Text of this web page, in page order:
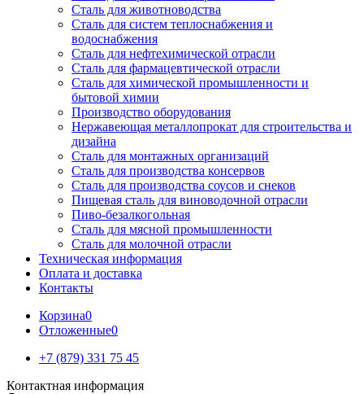
Сталь для животноводства
Сталь для систем теплоснабжения и
водоснабжения
Сталь для нефтехимической отрасли
Сталь для фармацевтической отрасли
Сталь для химической промышленности и
бытовой химии
Производство оборудования
Нержавеющая металлопрокат для строительства и
дизайна
Сталь для монтажных организаций
Сталь для производства консервов
Сталь для производства соусов и снеков
Пищевая сталь для виноводочной отрасли
Пиво-безалкогольная
Сталь для мясной промышленности
Сталь для молочной отрасли
Техническая информация
Оплата и доставка
Контакты
Корзина0
Отложенные0
+7 (879) 331 75 45
Контактная информация